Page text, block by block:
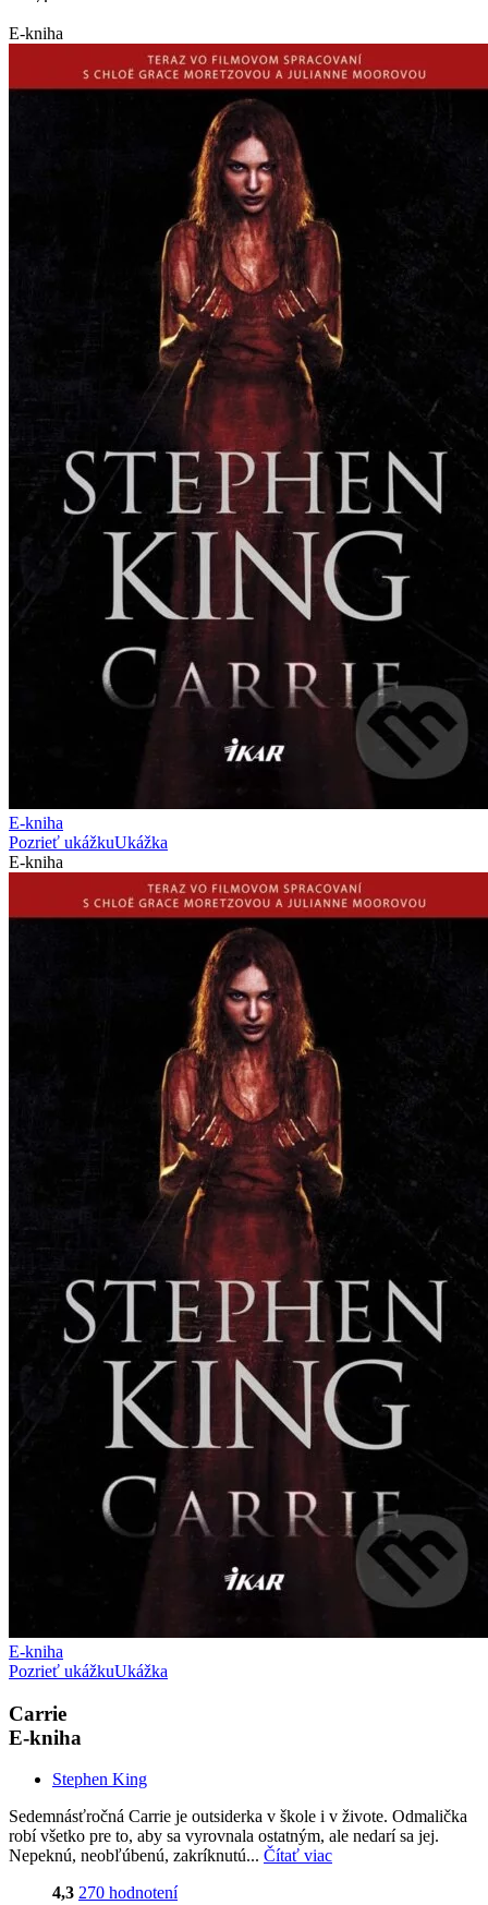
E-kniha
E-kniha
Pozrieť ukážkuUkážka
E-kniha
E-kniha
Pozrieť ukážkuUkážka
Carrie
E-kniha
Stephen King
Sedemnásťročná Carrie je outsiderka v škole i v živote. Odmalička
robí všetko pre to, aby sa vyrovnala ostatným, ale nedarí sa jej.
Nepeknú, neobľúbenú, zakríknutú... Čítať viac
4,3 270 hodnotení